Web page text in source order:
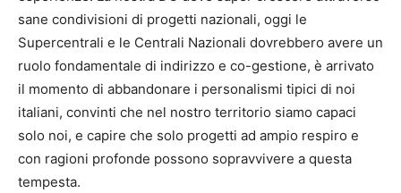
sane condivisioni di progetti nazionali, oggi le
Supercentrali e le Centrali Nazionali dovrebbero avere un
ruolo fondamentale di indirizzo e co-gestione, è arrivato
il momento di abbandonare i personalismi tipici di noi
italiani, convinti che nel nostro territorio siamo capaci
solo noi, e capire che solo progetti ad ampio respiro e
con ragioni profonde possono sopravvivere a questa
tempesta.